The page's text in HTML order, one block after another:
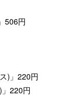
506円
)」220円
220円